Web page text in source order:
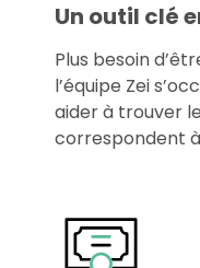
Un outil clé
Plus besoin
l’équipe Zei
aider à trouver
correspondent